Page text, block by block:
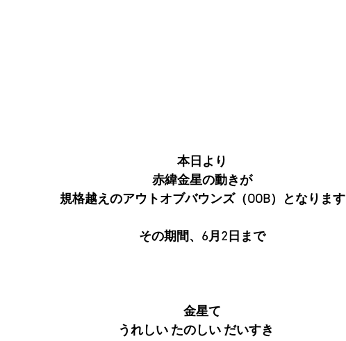
本日より
赤緯金星の動きが
規格越えのアウトオブバウンズ（OOB）となります
その期間、6月2日まで
金星て
うれしい たのしい だいすき